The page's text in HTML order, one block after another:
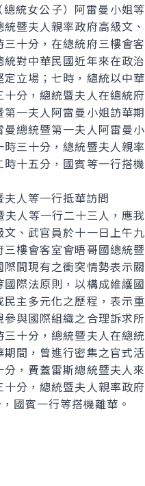
統女公子）阿雷曼小姐等
暨夫人親率政府高級文、
十分，在總統府三樓會客
對中華民國近年來在政治
立場；七時，總統以中華
分，總統暨夫人在總統府
一夫人阿雷曼小姐訪華期
總統暨第一夫人阿雷曼小
三十分，總統暨夫人親率
十五分，國賓等一行搭機
人等一行抵華訪問
人等一行二十三人，應我
、武官員於十一日上午九
樓會客室會晤哥國總統暨
間現有之衝突情勢表示關
際法原則，以構成維護國
主多元化之歷程，表示重
與國際組織之合理訴求所
十分，總統暨夫人在總統
間，曾進行密集之官式活
，費蓋雷斯總統暨夫人來
分，總統暨夫人親率政府
國賓一行等搭機離華。